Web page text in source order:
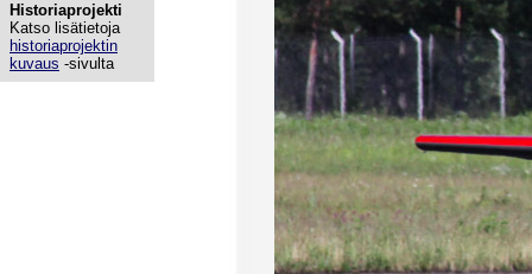
Historiaprojekti
Katso lisätietoja
historiaprojektin
kuvaus -sivulta